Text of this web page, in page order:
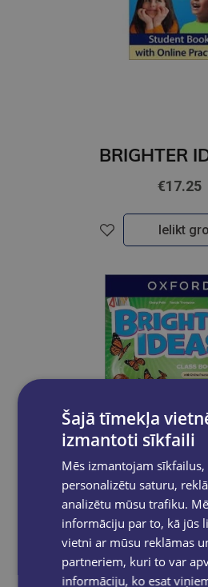
€17.25
Ielikt
Šajā tīmekļa
izmantoti sīkfaili
Mēs izmantojam sīkfailus,
personalizētu saturu,
analizētu mūsu trafiku.
informāciju par to, kā jūs
vietni ar mūsu reklāmas
partneriem, kuri to var
informāciju, ko esat